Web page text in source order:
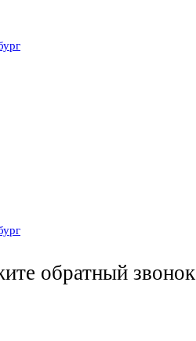
обратный звонок